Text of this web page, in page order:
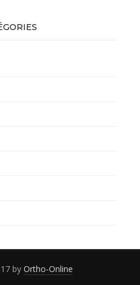
by Ortho-Online